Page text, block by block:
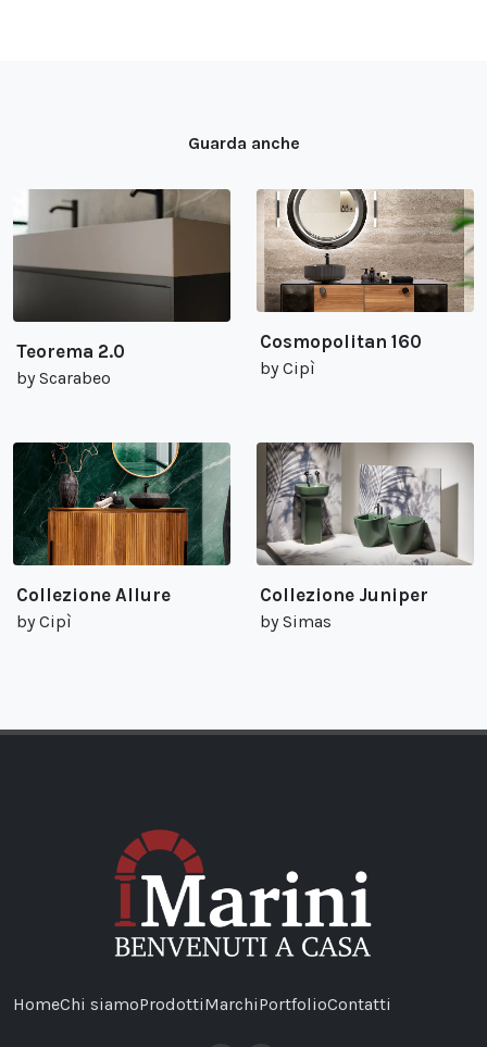
Guarda anche
Teorema 2.0
by Scarabeo
Cosmopolitan 160
by Cipì
Collezione Allure
by Cipì
Collezione Juniper
by Simas
HomeChi siamoProdottiMarchiPortfolioContatti